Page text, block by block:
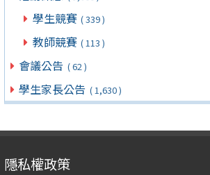
學生競賽 ( 339 )
教師競賽 ( 113 )
會議公告 ( 62 )
學生家長公告 ( 1,630 )
隱私權政策